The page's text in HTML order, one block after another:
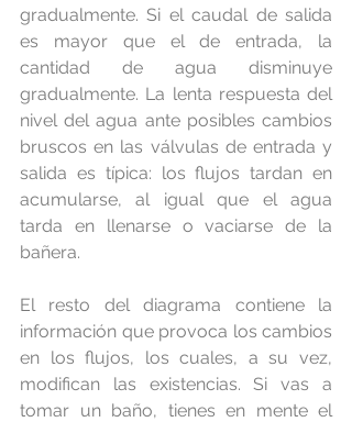
gradualmente. Si el caudal de salida
es mayor que el de entrada, la
cantidad de agua disminuye
gradualmente. La lenta respuesta del
nivel del agua ante posibles cambios
bruscos en las válvulas de entrada y
salida es típica: los flujos tardan en
acumularse, al igual que el agua
tarda en llenarse o vaciarse de la
bañera.
El resto del diagrama contiene la
información que provoca los cambios
en los flujos, los cuales, a su vez,
modifican las existencias. Si vas a
tomar un baño, tienes en mente el